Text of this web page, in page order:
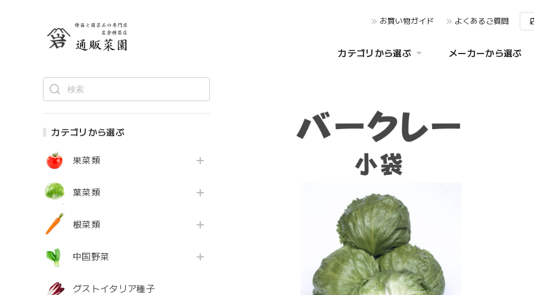
お買い物ガイド よくあるご質問
カテゴリから選ぶ メーカーから選ぶ
カテゴリから選ぶ
果菜類
葉菜類
根菜類
中国野菜
グストイタリア種子